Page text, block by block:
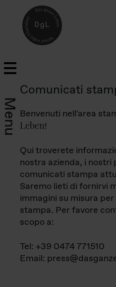
Menu
Comunicati
Benvenuti nell'area
Leben!
Qui troverete
nostra azienda, i nostri
comunicati stampa
Saremo lieti di fornirvi
immagini su misura
stampa. Per favore
scopo a:
Tel: +39 0474 771510
Email: